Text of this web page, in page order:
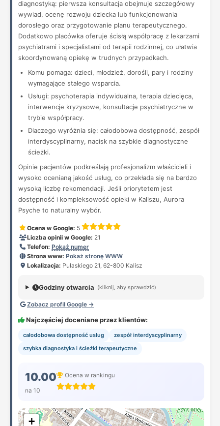
diagnostyką: pierwsza konsultacja obejmuje szczegółowy
wywiad, ocenę rozwoju dziecka lub funkcjonowania
dorosłego oraz przygotowanie planu terapeutycznego.
Dodatkowo placówka oferuje ścisłą współpracę z lekarzami
psychiatrami i specjalistami od terapii rodzinnej, co ułatwia
skoordynowaną opiekę w trudnych przypadkach.
Komu pomaga: dzieci, młodzież, dorośli, pary i rodziny
wymagające stałego wsparcia.
Usługi: psychoterapia indywidualna, terapia dziecięca,
interwencje kryzysowe, konsultacje psychiatryczne w
trybie współpracy.
Dlaczego wyróżnia się: całodobowa dostępność, zespół
interdyscyplinarny, nacisk na szybkie diagnostyczne
ścieżki.
Opinie pacjentów podkreślają profesjonalizm właścicieli i
wysoko ocenianą jakość usług, co przekłada się na bardzo
wysoką liczbę rekomendacji. Jeśli priorytetem jest
dostępność i kompleksowość opieki w Kaliszu, Aurora
Psyche to naturalny wybór.
Ocena w Google: 5
Liczba opinii w Google: 21
Telefon: Pokaż numer
Strona www: Pokaż stronę WWW
Lokalizacja: Pułaskiego 21, 62-800 Kalisz
Godziny otwarcia (kliknij, aby sprawdzić)
Zobacz profil Google →
Najczęściej doceniane przez klientów:
całodobowa dostępność usług
zespół interdyscyplinarny
szybka diagnostyka i ścieżki terapeutyczne
10.00
na 10
Ocena w rankingu
+